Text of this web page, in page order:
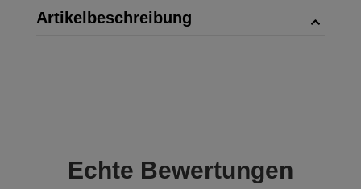
Artikelbeschreibung
Echte Bewertungen